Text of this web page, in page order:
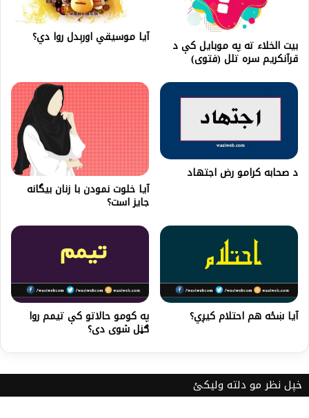
بيت الخلاء ته په موبايل كې د
قرآنکريم سره تلل (فتوى)
آیا موسيقي اورېدل روا دي؟
د صحابه کرامو رض اجتهاد
آیا خلوت نمودن با زنان بیگانه
جایز است؟
آیا ښځه هم احتلام کیږي؟ په کومو حالاتو کې تیمم روا
ګڼل شوی دی؟
خپل نظر مو دلته ولیکئ